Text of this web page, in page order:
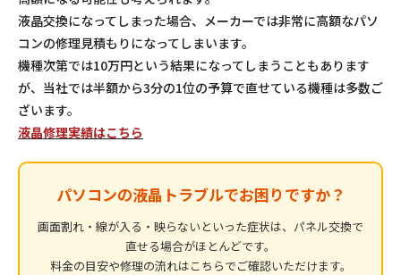
液晶交換になってしまった場合、メーカーでは非常に高額なパソ
コンの修理見積もりになってしまいます。
機種次第では10万円という結果になってしまうこともあります
が、当社では半額から3分の1位の予算で直せている機種は多数ご
ざいます。
液晶修理実績はこちら
パソコンの液晶トラブルでお困りですか？
画面割れ・線が入る・映らないといった症状は、パネル交換で
直せる場合がほとんどです。
料金の目安や修理の流れはこちらでご確認いただけます。